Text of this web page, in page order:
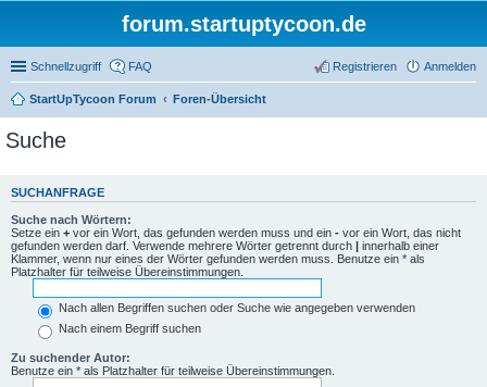
forum.startuptycoon.de
Schnellzugriff FAQ Anmelden
Registrieren
StartUpTycoon Forum Foren-Übersicht
Suche
SUCHANFRAGE
Suche nach Wörtern:
Setze ein + vor ein Wort, das gefunden werden muss und ein - vor ein Wort, das nicht
gefunden werden darf. Verwende mehrere Wörter getrennt durch | innerhalb einer
Klammer, wenn nur eines der Wörter gefunden werden muss. Benutze ein * als
Platzhalter für teilweise Übereinstimmungen.
Nach allen Begriffen suchen oder Suche wie angegeben verwenden
Nach einem Begriff suchen
Zu suchender Autor:
Benutze ein * als Platzhalter für teilweise Übereinstimmungen.